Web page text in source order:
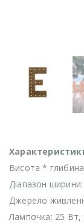
Висота *
Діапазон
Джерело
Лампочка: 25